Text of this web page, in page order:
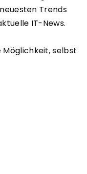
Trends
IT-News.
selbst